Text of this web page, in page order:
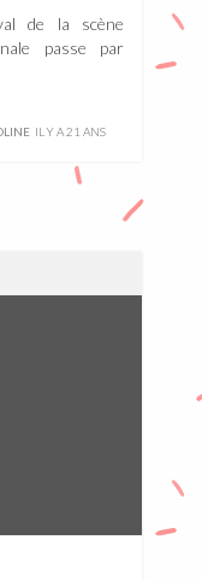
de la scène
passe par
IL Y A 21 ANS